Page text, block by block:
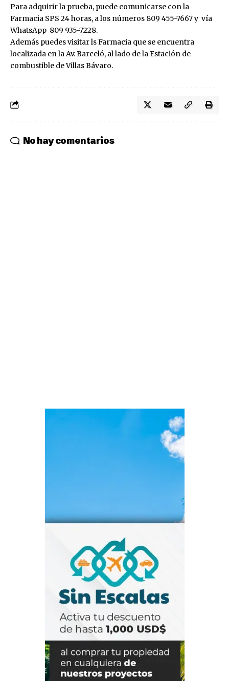
Para adquirir la prueba, puede comunicarse con la
Farmacia SPS 24 horas, a los números 809 455-7667 y vía
WhatsApp 809 935-7228.
Además puedes visitar ls Farmacia que se encuentra
localizada en la Av. Barceló, al lado de la Estación de
combustible de Villas Bávaro.
No hay comentarios